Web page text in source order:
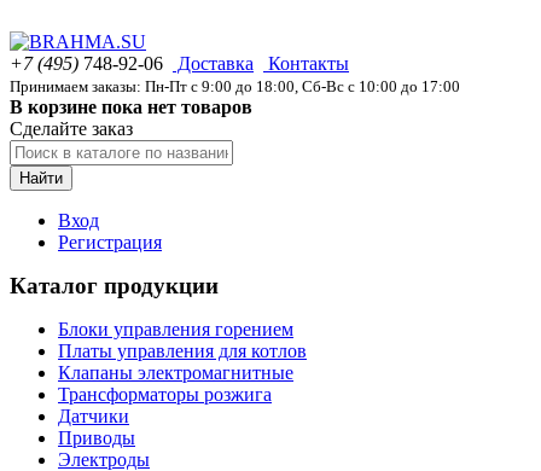
+7 (495) 748-92-06 Доставка Контакты
Принимаем заказы: Пн-Пт с 9:00 до 18:00, Сб-Вс с 10:00 до 17:00
В корзине пока нет товаров
Сделайте заказ
Найти
Вход
Регистрация
Каталог продукции
Блоки управления горением
Платы управления для котлов
Клапаны электромагнитные
Трансформаторы розжига
Датчики
Приводы
Электроды